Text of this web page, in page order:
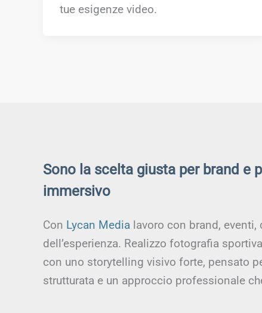
tue esigenze video.
Sono la scelta giusta per brand e
immersivo
Con Lycan Media lavoro con brand,
dell’esperienza. Realizzo fotografia
con uno storytelling visivo forte, pensato
strutturata e un approccio professionale